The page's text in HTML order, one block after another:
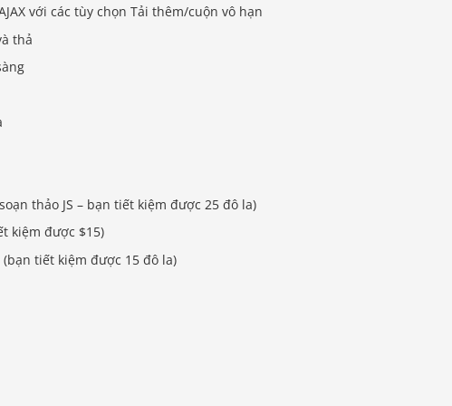
với các tùy chọn Tải thêm/cuộn vô hạn
thả
thảo JS – bạn tiết kiệm được 25 đô la)
kiệm được $15)
tiết kiệm được 15 đô la)